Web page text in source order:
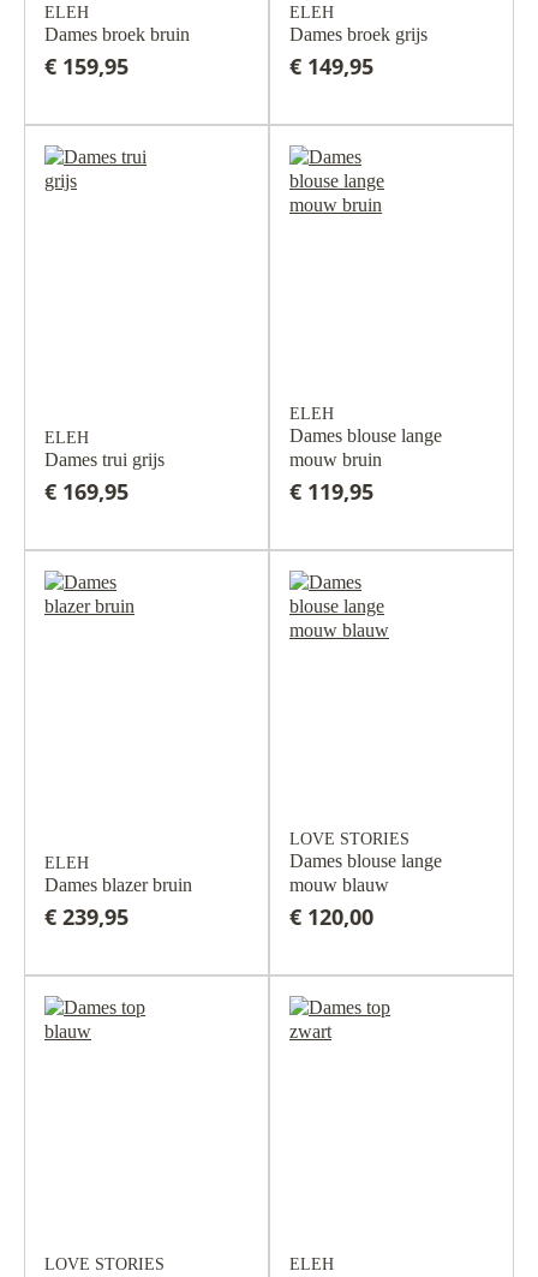
ELEH
Dames broek bruin
€ 159,95
ELEH
Dames broek grijs
€ 149,95
ELEH
Dames trui grijs
€ 169,95
ELEH
Dames blouse lange
mouw bruin
€ 119,95
ELEH
Dames blazer bruin
€ 239,95
LOVE STORIES
Dames blouse lange
mouw blauw
€ 120,00
LOVE STORIES ELEH